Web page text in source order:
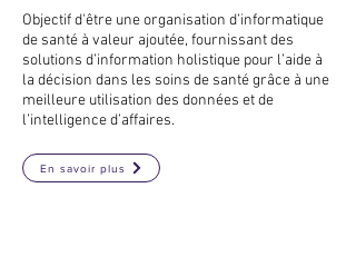
Objectif d'être une organisation d’informatique
de santé à valeur ajoutée, fournissant des
solutions d’information holistique pour l’aide à
la décision dans les soins de santé grâce à une
meilleure utilisation des données et de
l’intelligence d’affaires.
En savoir plus